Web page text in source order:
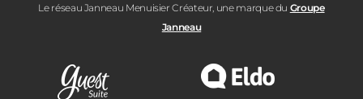
Le réseau Janneau Menuisier Créateur, une marque du Groupe
Janneau